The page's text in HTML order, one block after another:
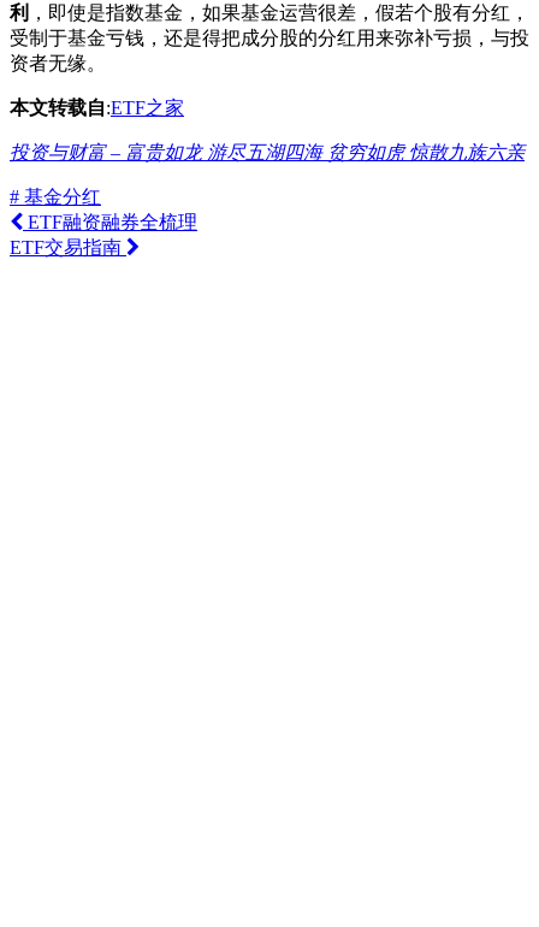
利 ，即使是指数基金，如果基金运营很差，假若个股有分红，
受制于基金亏钱，还是得把成分股的分红用来弥补亏损，与投
资者无缘。
本文转载自:ETF之家
投资与财富 – 富贵如龙 游尽五湖四海 贫穷如虎 惊散九族六亲
# 基金分红
ETF融资融券全梳理
ETF交易指南